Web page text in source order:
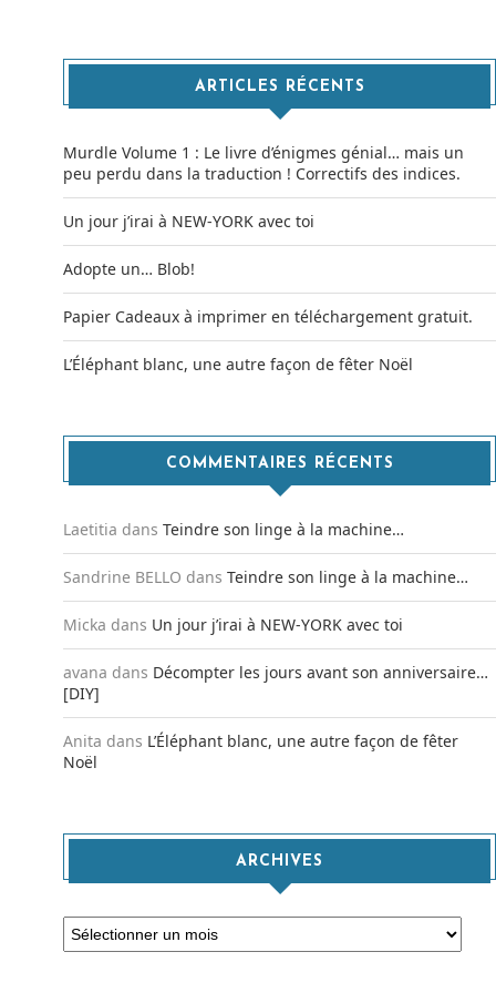
ARTICLES RÉCENTS
Murdle Volume 1 : Le livre d’énigmes génial… mais un
peu perdu dans la traduction ! Correctifs des indices.
Un jour j’irai à NEW-YORK avec toi
Adopte un… Blob!
Papier Cadeaux à imprimer en téléchargement gratuit.
L’Éléphant blanc, une autre façon de fêter Noël
COMMENTAIRES RÉCENTS
Laetitia dansTeindre son linge à la machine…
Sandrine BELLO dansTeindre son linge à la machine…
Micka dans Un jour j’irai à NEW-YORK avec toi
avana dans Décompter les jours avant son anniversaire…
[DIY]
Anita dans L’Éléphant blanc, une autre façon de fêter
Noël
ARCHIVES
Archives